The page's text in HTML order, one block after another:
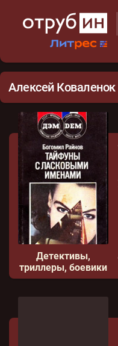
Алексей Коваленок
Детективы,
триллеры, боевики